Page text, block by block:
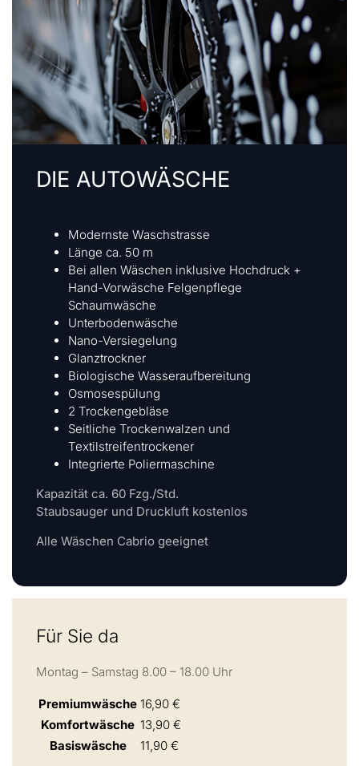
DIE AUTOWÄSCHE
Modernste Waschstrasse
Länge ca. 50 m
Bei allen Wäschen inklusive Hochdruck +
Hand-Vorwäsche Felgenpflege
Schaumwäsche
Unterbodenwäsche
Nano-Versiegelung
Glanztrockner
Biologische Wasseraufbereitung
Osmosespülung
2 Trockengebläse
Seitliche Trockenwalzen und
Textilstreifentrockener
Integrierte Poliermaschine
Kapazität ca. 60 Fzg./Std.
Staubsauger und Druckluft kostenlos
Alle Wäschen Cabrio geeignet
Für Sie da
Montag – Samstag 8.00 – 18.00 Uhr
Premiumwäsche 16,90 €
Komfortwäsche 13,90 €
Basiswäsche
11,90 €